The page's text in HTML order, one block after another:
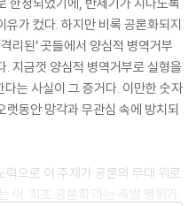
가 컸다. 하지만 비록 공론화되지
리된’ 곳들에서 양심적 병역거부
지금껏 양심적 병역거부로 실형을
는 사실이 그 증거다. 이만한 숫자
동안 망각과 무관심 속에 방치되
으로 이 주제가 공론의 무대 위로
이 ‘최초 공론화’라는 촉발 행위가